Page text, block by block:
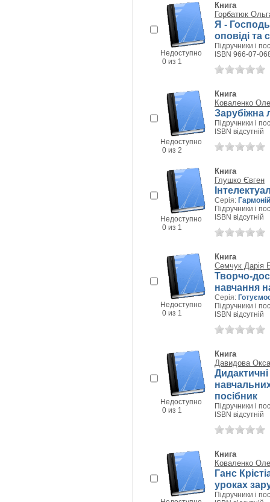
Недоступно
0 из 1
Книга
Горбатюк
Я -
оповіді та
Підручники і
ISBN 966-07-
Недоступно
0 из 2
Книга
Коваленко
Зарубіжна
Підручники і
ISBN відсутній
Недоступно
0 из 1
Книга
Глушко Євген
Серія:
Підручники і
ISBN відсутній
Недоступно
0 из 1
Книга
Семчук Дарія
Творчо-
навчання
Серія:
Підручники і
ISBN відсутній
Недоступно
0 из 1
Книга
Давидова
посібник
Підручники і
ISBN відсутній
Книга
Коваленко
Ганс
уроках
Підручники і